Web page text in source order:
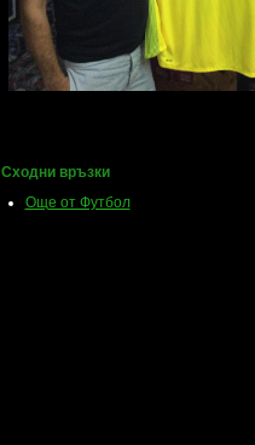
Сходни връзки
Още от Футбол